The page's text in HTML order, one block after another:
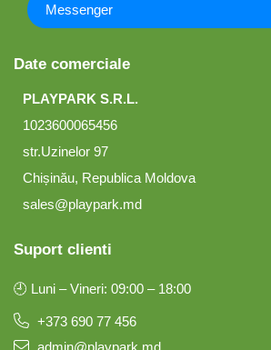
Messenger
Date comerciale
PLAYPARK S.R.L.
1023600065456
str.Uzinelor 97
Chișinău, Republica Moldova
sales@playpark.md
Suport clienti
🕘 Luni – Vineri: 09:00 – 18:00
+373 690 77 456
admin@playpark.md